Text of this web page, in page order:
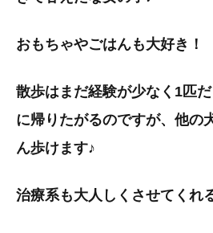
おもちゃやごはんも大好き！
散歩はまだ経験が少なく1匹
に帰りたがるのですが、他の
ん歩けます♪
治療系も大人しくさせてくれ